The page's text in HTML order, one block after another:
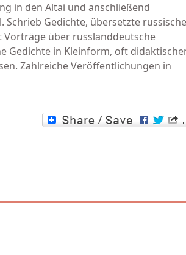
in den Altai und anschließend
Schrieb Gedichte, übersetzte russische
Vorträge über russlanddeutsche
Gedichte in Kleinform, oft
Zahlreiche Veröffentlichungen in